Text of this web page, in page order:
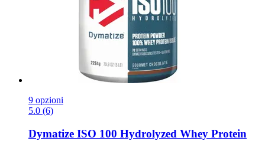
9 opzioni
5.0 (6)
Dymatize ISO 100 Hydrolyzed Whey Protein